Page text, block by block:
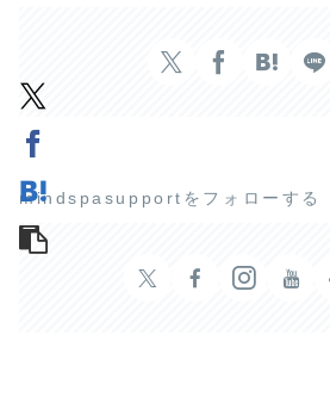
mindspasupportをフォローする